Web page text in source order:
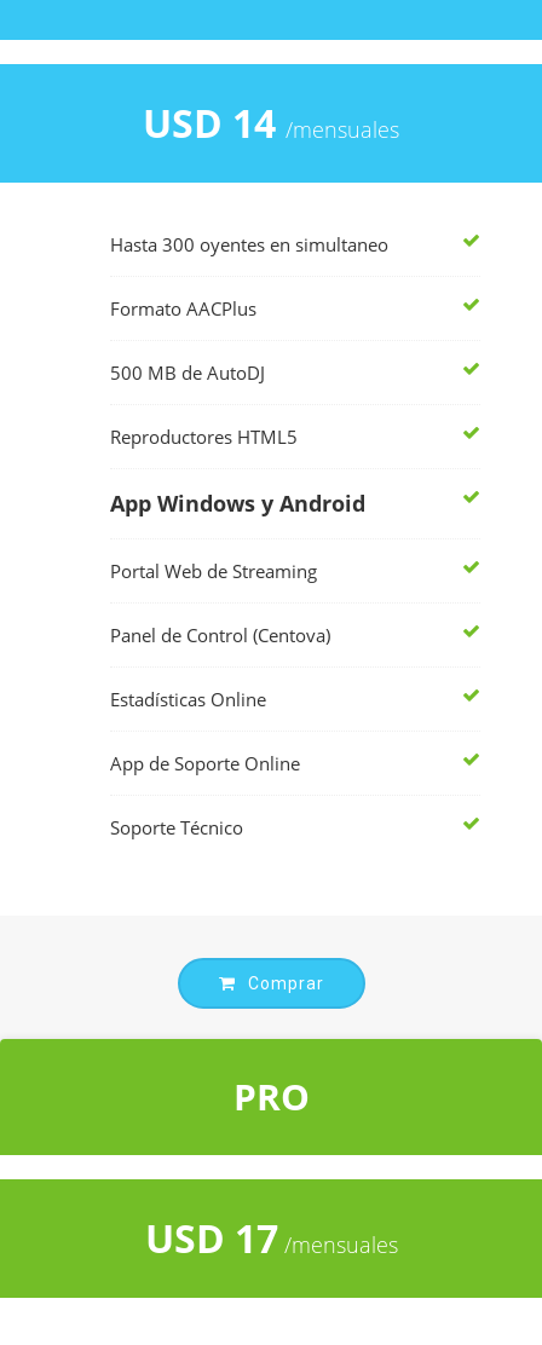
USD 14 /mensuales
Hasta 300 oyentes en simultaneo
Formato AACPlus
500 MB de AutoDJ
Reproductores HTML5
App Windows y Android
Portal Web de Streaming
Panel de Control (Centova)
Estadísticas Online
App de Soporte Online
Soporte Técnico
Comprar
PRO
USD 17 /mensuales